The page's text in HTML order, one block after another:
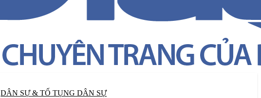
DÂN SỰ & TỐ TỤNG DÂN SỰ